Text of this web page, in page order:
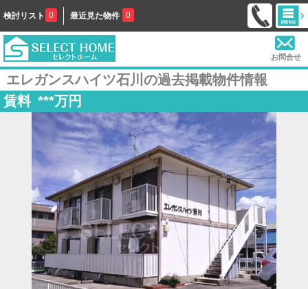
検討リスト 0 最近見た物件 0
お問合せ
エレガンスハイツ石川の過去掲載物件情報
賃料 ***万円